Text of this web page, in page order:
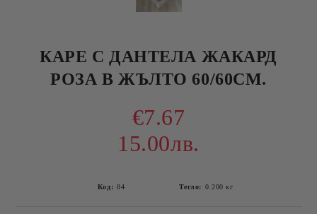
КАРЕ С ДАНТЕЛА ЖАКАРД
РОЗА В ЖЪЛТО 60/60СМ.
€7.67
15.00лв.
Код: 84 Тегло: 0.200 кг